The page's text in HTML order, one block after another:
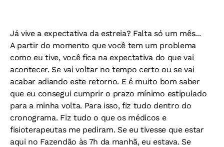
Já vive a expectativa da estreia? Falta só um mês...
A partir do momento que você tem um problema
como eu tive, você fica na expectativa do que vai
acontecer. Se vai voltar no tempo certo ou se vai
acabar adiando este retorno. E é muito bom saber
que eu consegui cumprir o prazo mínimo estipulado
para a minha volta. Para isso, fiz tudo dentro do
cronograma. Fiz tudo o que os médicos e
fisioterapeutas me pediram. Se eu tivesse que estar
aqui no Fazendão às 7h da manhã, eu estava. Se